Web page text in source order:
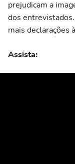
prejudicam a
dos
mais declarações
Assista: